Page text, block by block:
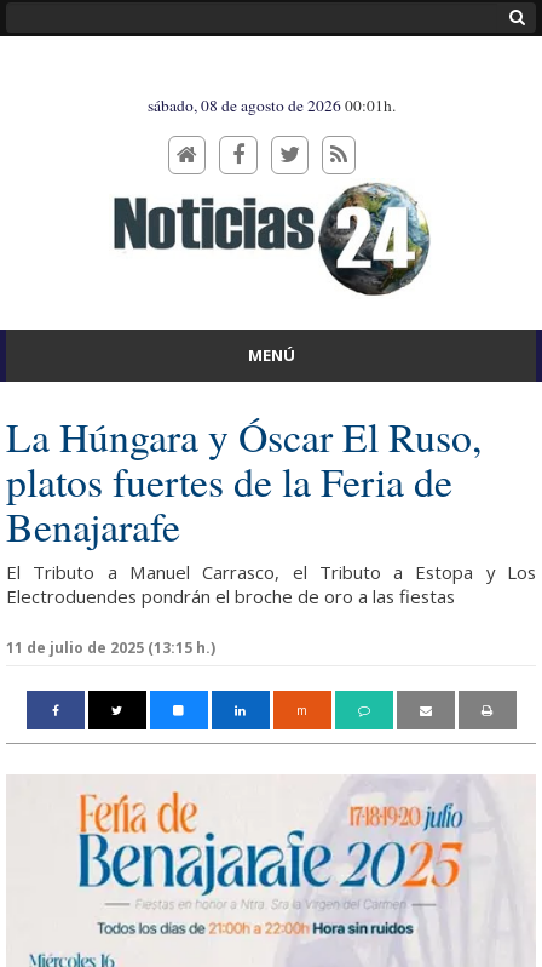
sábado, 08 de agosto de 202600:01h.
MENÚ
La Húngara y Óscar El Ruso,
platos fuertes de la Feria de
Benajarafe
El Tributo a Manuel Carrasco, el Tributo a Estopa y Los
Electroduendes pondrán el broche de oro a las fiestas
11 de julio de 2025 (13:15 h.)
m